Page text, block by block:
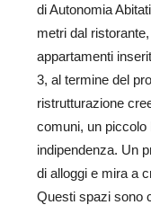
di Autonomia
metri dal
appartamenti
3, al termine del
ristrutturazione
comuni, un
indipendenza. Un
di alloggi e mira a
Questi spazi sono